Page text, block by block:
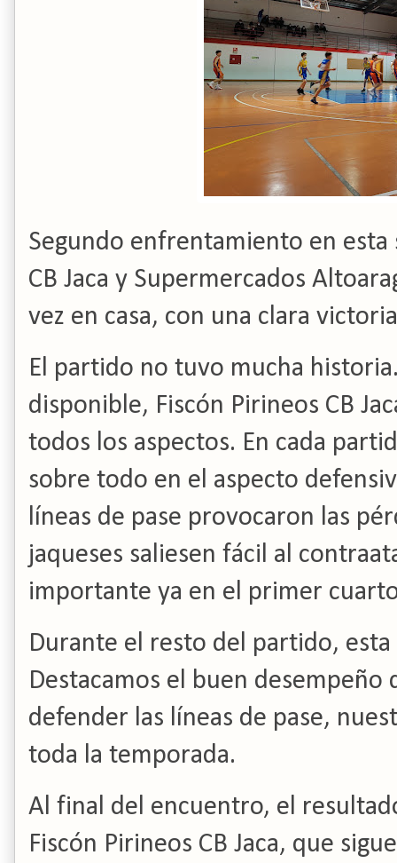
Segundo enfrentamiento en esta
CB Jaca y Supermercados
vez en casa, con una clara
El partido no tuvo mucha
disponible, Fiscón Pirineos CB
todos los aspectos. En cada
sobre todo en el aspecto
líneas de pase provocaron las
jaqueses saliesen fácil al
importante ya en el primer
Durante el resto del partido,
Destacamos el buen desempeño
defender las líneas de pase,
toda la temporada.
Al final del encuentro, el
Fiscón Pirineos CB Jaca, que